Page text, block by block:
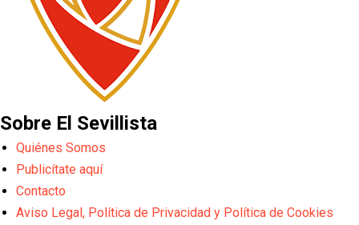
Sobre El Sevillista
Quiénes Somos
Publicítate aquí
Contacto
Aviso Legal, Política de Privacidad y Política de Cookies